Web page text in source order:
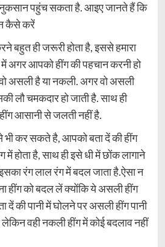
पहुंच सकता है. आइए जानते हैं कि
कैसे करें
बहुत ही जरूरी होता है, इससे हमारा
अगर आपको हींग की पहचान करनी हो
असली है या नकली. अगर वो असली
लौ चमकदार हो जाती है. साथ ही
आसानी से जलती नहीं है.
भी कर सकते है, आपको बता दें की हींग
होता है, साथ ही इसे धी में छोंक लागाने
रंग लाल रंग में बदल जाता है.ऐसा न
हींग को बदल लें क्योंकि ये असली हींग
दें की पानी में घोलने पर असली हींग पानी
वही नकली हींग में कोई बदलाव नहीं